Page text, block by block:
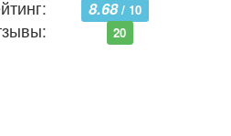
8.68/ 10
20